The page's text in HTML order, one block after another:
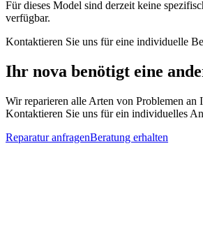
Für dieses Model sind derzeit keine
verfügbar.
Kontaktieren Sie uns für eine individuelle
Ihr nova benötigt eine
Wir reparieren alle Arten von Problemen an
Kontaktieren Sie uns für ein individuelles
Reparatur anfragenBeratung erhalten